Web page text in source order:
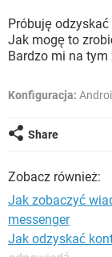
WINDOWS 10
SPOTIFY
INSTAGRAM
Próbuję
Jak mogę to
Bardzo mi na tym
Konfiguracja:
Share
Zobacz również:
Jak zobaczyć
messenger
Jak odzyskać